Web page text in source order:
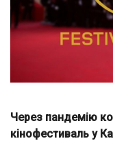
Через пандемію
кінофестиваль у